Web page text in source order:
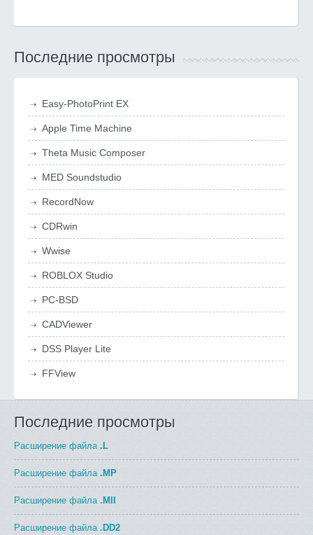
Последние просмотры
Easy-PhotoPrint EX
Apple Time Machine
Theta Music Composer
MED Soundstudio
RecordNow
CDRwin
Wwise
ROBLOX Studio
PC-BSD
CADViewer
DSS Player Lite
FFView
Последние просмотры
Расширение файла .L
Расширение файла .MP
Расширение файла .MII
Расширение файла .DD2